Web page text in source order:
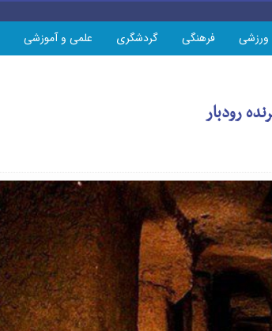
ورزشی فرهنگی گردشگری علمی و آموزشی
رودبار